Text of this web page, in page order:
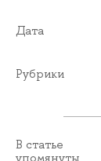
Дата
Рубрики
В статье
упомянуты